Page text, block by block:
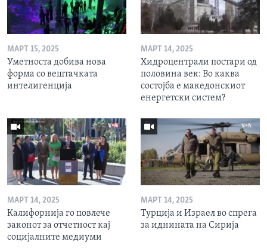
МАРТ 15, 2025
Уметноста добива нова
форма со вештачката
интелигенција
МАРТ 14, 2025
Хидроцентрали постари од
половина век: Во каква
состојба е македонскиот
енергетски систем?
МАРТ 14, 2025
Калифорнија го повлече
законот за отчетност кај
социјалните медиуми
МАРТ 14, 2025
Турција и Израел во спрега
за иднината на Сирија